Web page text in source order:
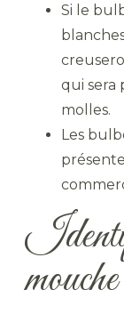
Si le
qui sera
molles.
Les
mouche